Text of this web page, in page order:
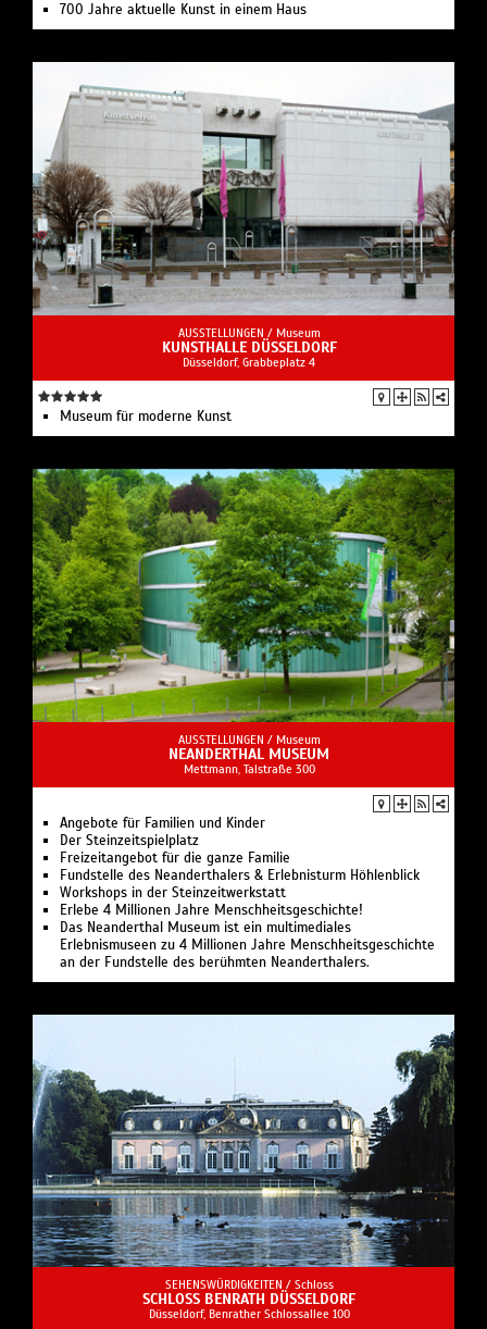
700 Jahre aktuelle Kunst in einem Haus
AUSSTELLUNGEN / Museum
KUNSTHALLE DÜSSELDORF
Düsseldorf, Grabbeplatz 4
Museum für moderne Kunst
AUSSTELLUNGEN / Museum
NEANDERTHAL MUSEUM
Mettmann, Talstraße 300
Angebote für Familien und Kinder
Der Steinzeitspielplatz
Freizeitangebot für die ganze Familie
Fundstelle des Neanderthalers & Erlebnisturm Höhlenblick
Workshops in der Steinzeitwerkstatt
Erlebe 4 Millionen Jahre Menschheitsgeschichte!
Das Neanderthal Museum ist ein multimediales
Erlebnismuseen zu 4 Millionen Jahre Menschheitsgeschichte
an der Fundstelle des berühmten Neanderthalers.
SEHENSWÜRDIGKEITEN / Schloss
SCHLOSS BENRATH DÜSSELDORF
Düsseldorf, Benrather Schlossallee 100